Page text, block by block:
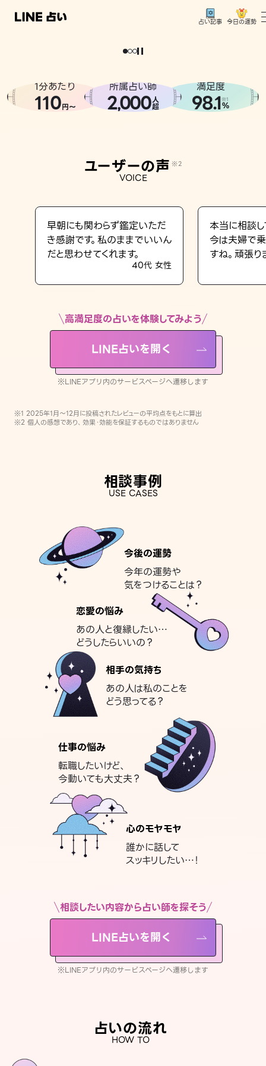
占い記事 今日の運勢
相談事例
LINE占いを開く
※LINEアプリ内のサービスページへ遷移します
どうせなら
。
1分あたり
110円〜
所属占い師
2,000人
超
満足度
98.1※1
%
ユーザーの声 ※2
VOICE
早朝にも関わらず鑑定いただ
き感謝です。私のままでいいん
だと思わせてくれます。
40代 女性
本当に相談し
今は夫婦で
すね。頑張り
高満足度の占いを体験してみよう
LINE占いを開く
※LINEアプリ内のサービスページへ遷移します
※1 2025年1月〜12月に投稿されたレビューの平均点をもとに算出
※2 個人の感想であり、効果・効能を保証するものではありません
相談事例
USE CASES
今後の運勢
今年の運勢や
気をつけることは？
恋愛の悩み
あの人と復縁したい…
どうしたらいいの？
相手の気持ち
あの人は私のことを
どう思ってる？
仕事の悩み
転職したいけど、
今動いても大丈夫？
心のモヤモヤ
誰かに話して
スッキリしたい…！
相談したい内容から占い師を探そう
LINE占いを開く
※LINEアプリ内のサービスページへ遷移します
占いの流れ
HOW TO